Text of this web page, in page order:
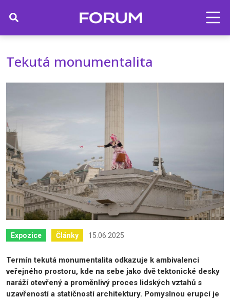
Tekutá monumentalita
Expozice Články 15.06.2025
Termín tekutá monumentalita odkazuje k ambivalenci
veřejného prostoru, kde na sebe jako dvě tektonické desky
naráží otevřený a proměnlivý proces lidských vztahů s
uzavřeností a statičností architektury. Pomyslnou erupcí je